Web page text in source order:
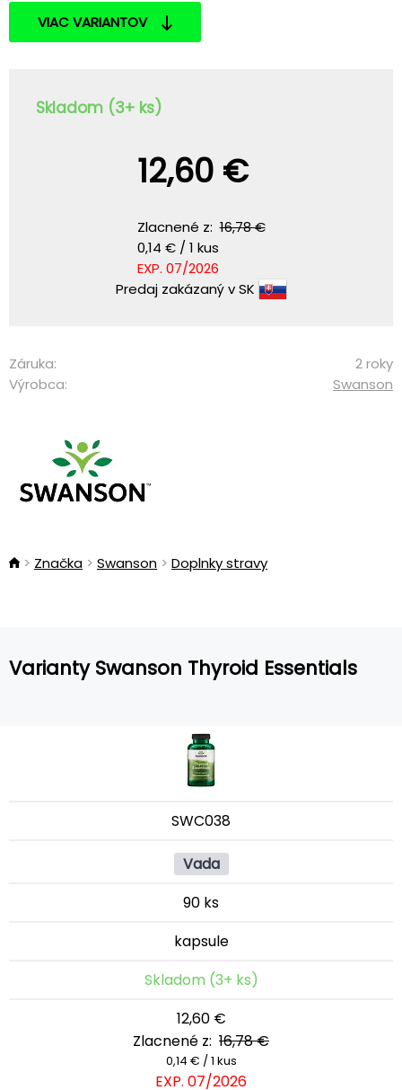
VIAC VARIANTOV
Skladom (3+ ks)
12,60 €
Zlacnené z:16,78 €
0,14 € / 1 kus
EXP. 07/2026
Predaj zakázaný v SK
Záruka:
2 roky
Výrobca:
Swanson
Značka Swanson Doplnky stravy
Varianty Swanson Thyroid Essentials
SWC038
Vada
90 ks
kapsule
Skladom (3+ ks)
12,60 €
Zlacnené z: 16,78 €
0,14 € / 1 kus
EXP. 07/2026